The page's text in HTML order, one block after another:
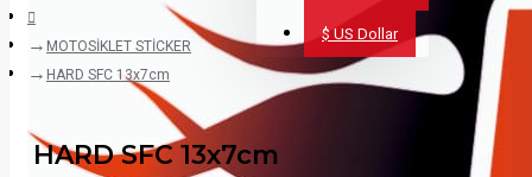
$ US Dollar
MOTOSİKLET STİCKER
HARD SFC 13x7cm
HARD SFC 13x7cm